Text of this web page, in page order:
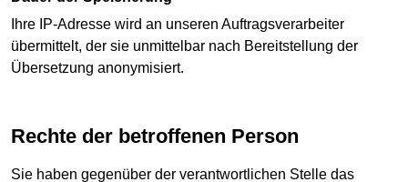
Ihre IP-Adresse wird an unseren Auftragsverarbeiter
übermittelt, der sie unmittelbar nach Bereitstellung der
Übersetzung anonymisiert.
Rechte der betroffenen Person
Sie haben gegenüber der verantwortlichen Stelle das